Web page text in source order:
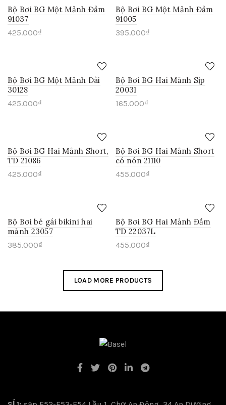
Bộ Bơi BG Một Mảnh Đầm
91037
425.000₫
Bộ Bơi BG Một Mảnh Đầm
91005
395.000₫
Bộ Bơi BG Một Mảnh Dài
30128
425.000₫
Bộ Bơi BG Hai Mảnh Sịp
20031
165.000₫
Bộ Bơi BG Hai Mảnh Short,
TD 21086
425.000₫
Bộ Bơi BG Hai Mảnh Short
có nón 21110
455.000₫
Bộ Bơi bé gái bikini hai
mảnh 23057
385.000₫
Bộ Bơi BG Hai Mảnh Đầm
TD 22037L
455.000₫
LOAD MORE PRODUCTS